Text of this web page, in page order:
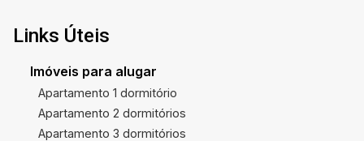
Links Úteis
Imóveis para alugar
Apartamento 1 dormitório
Apartamento 2 dormitórios
Apartamento 3 dormitórios